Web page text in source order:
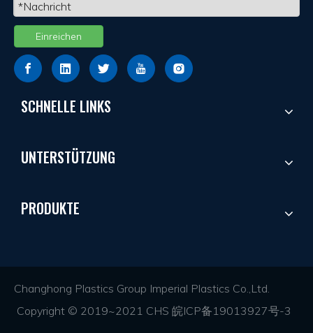
Einreichen
SCHNELLE LINKS
UNTERSTÜTZUNG
PRODUKTE
Changhong Plastics Group Imperial Plastics Co.,Ltd.
Copyright © 2019~2021 CHS 皖ICP备19013927号-3